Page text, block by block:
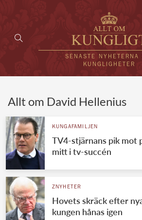
SENASTE NYHETERNA
KUNGLIGHETER
UTLÄNDSKT
VÄRLDENS
Svenska kungahuset
Brittiska kungahuset
REDAKTION
Allt om David Hellenius
KUNGAFAMILJEN
TV4-stjärnans pik mot
mitt i tv-succén
ZNYHETER
Hovets skräck efter
kungen hånas igen